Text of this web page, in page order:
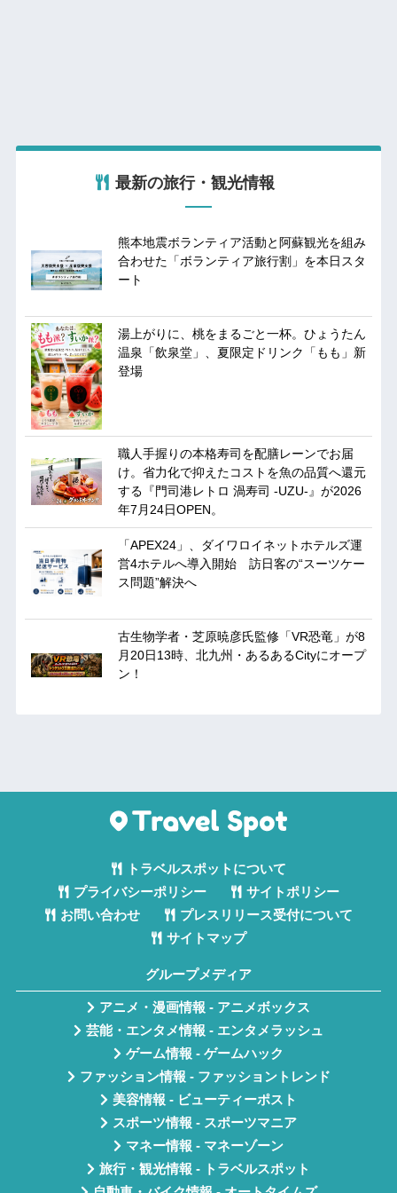
最新の旅行・観光情報
熊本地震ボランティア活動と阿蘇観光を組み
合わせた「ボランティア旅行割」を本日スタ
ート
湯上がりに、桃をまるごと一杯。ひょうたん
温泉「飲泉堂」、夏限定ドリンク「もも」新
登場
職人手握りの本格寿司を配膳レーンでお届
け。省力化で抑えたコストを魚の品質へ還元
する『門司港レトロ 渦寿司 -UZU-』が2026
年7月24日OPEN。
「APEX24」、ダイワロイネットホテルズ運
営4ホテルへ導入開始 訪日客の“スーツケー
ス問題”解決へ
古生物学者・芝原暁彦氏監修「VR恐竜」が8
月20日13時、北九州・あるあるCityにオープ
ン！
トラベルスポットについて
プライバシーポリシー
サイトポリシー
お問い合わせ
プレスリリース受付について
サイトマップ
グループメディア
アニメ・漫画情報 - アニメボックス
芸能・エンタメ情報 - エンタメラッシュ
ゲーム情報 - ゲームハック
ファッション情報 - ファッショントレンド
美容情報 - ビューティーポスト
スポーツ情報 - スポーツマニア
マネー情報 - マネーゾーン
旅行・観光情報 - トラベルスポット